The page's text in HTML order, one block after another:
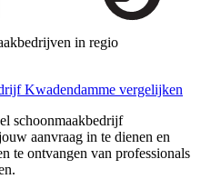
in regio
Kwadendamme vergelijken
schoonmaakbedrijf
aanvraag in te dienen en
te ontvangen van professionals